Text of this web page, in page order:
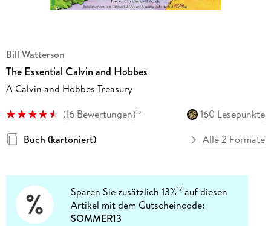
Bill Watterson
The Essential Calvin and Hobbes
A Calvin and Hobbes Treasury
(16 Bewertungen)15
160 Lesepunkte
Buch (kartoniert)
Alle 2 Formate
Sparen Sie zusätzlich 13%12 auf diesen
Artikel mit dem Gutscheincode:
SOMMER13